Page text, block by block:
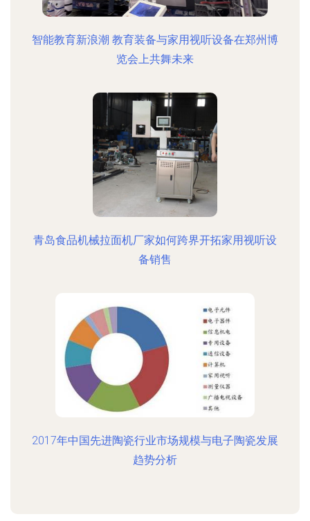
智能教育新浪潮 教育装备与家用视听设备在郑州博
览会上共舞未来
青岛食品机械拉面机厂家如何跨界开拓家用视听设
备销售
2017年中国先进陶瓷行业市场规模与电子陶瓷发展
趋势分析